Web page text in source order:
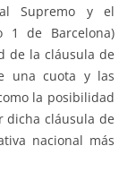
Supremo y el
1 de Barcelona)
de la cláusula de
una cuota y las
la posibilidad
dicha cláusula de
nacional más